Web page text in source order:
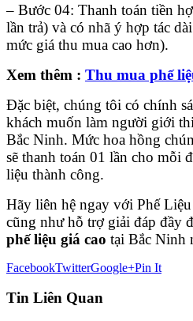
– Bước 04: Thanh toán tiền
lần trả) và có nhã ý hợp tác
mức giá thu mua cao hơn).
Xem thêm : Thu mua phế
Đặc biệt, chúng tôi có chính
khách muốn làm người giới
Bắc Ninh. Mức hoa hồng
sẽ thanh toán 01 lần cho mỗi
liệu thành công.
Hãy liên hệ ngay với Phế
cũng như hỗ trợ giải đáp đầy
phế liệu giá cao tại Bắc Ninh
FacebookTwitterGoogle+Pin It
Tin Liên Quan